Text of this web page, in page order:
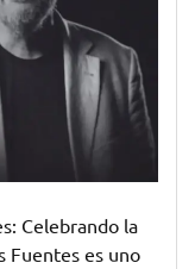
Celebrando la
Fuentes es uno